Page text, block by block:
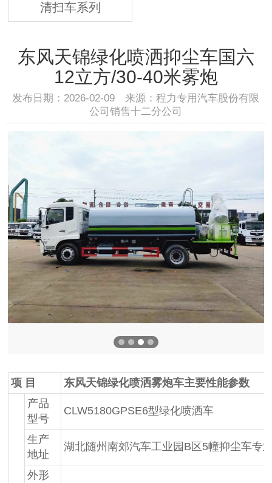
清扫车系列
东风天锦绿化喷洒抑尘车国六
12立方/30-40米雾炮
发布日期：2026-02-09 来源：程力专用汽车股份有限
公司销售十二分公司
项 目 东风天锦绿化喷洒雾炮车主要性能参数
产品
型号
CLW5180GPSE6型绿化喷洒车
生产
地址
湖北随州南郊汽车工业园B区5幢抑尘车专
外形